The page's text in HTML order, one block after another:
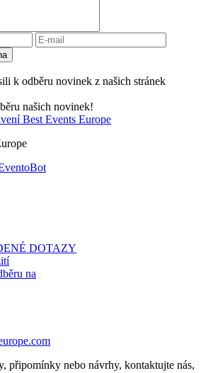
k odběru novinek z našich stránek
našich novinek!
DOTAZY
na
připomínky nebo návrhy, kontaktujte nás,